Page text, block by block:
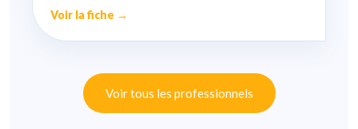
Voir la fiche →
Voir tous les professionnels